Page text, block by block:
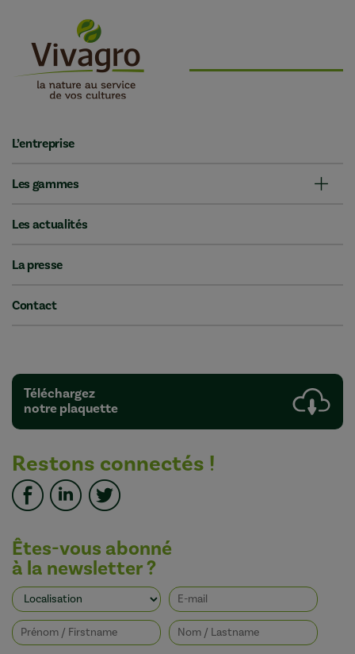
L’entreprise
Les gammes
Les actualités
La presse
Contact
Téléchargez
notre plaquette
Restons connectés !
Êtes-vous abonné
à la newsletter ?